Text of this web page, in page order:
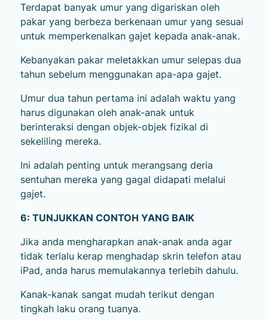
Terdapat banyak umur yang digariskan oleh
pakar yang berbeza berkenaan umur yang sesuai
untuk memperkenalkan gajet kepada anak-anak.
Kebanyakan pakar meletakkan umur selepas dua
tahun sebelum menggunakan apa-apa gajet.
Umur dua tahun pertama ini adalah waktu yang
harus digunakan oleh anak-anak untuk
berinteraksi dengan objek-objek fizikal di
sekeliling mereka.
Ini adalah penting untuk merangsang deria
sentuhan mereka yang gagal didapati melalui
gajet.
6: TUNJUKKAN CONTOH YANG BAIK
Jika anda mengharapkan anak-anak anda agar
tidak terlalu kerap menghadap skrin telefon atau
iPad, anda harus memulakannya terlebih dahulu.
Kanak-kanak sangat mudah terikut dengan
tingkah laku orang tuanya.